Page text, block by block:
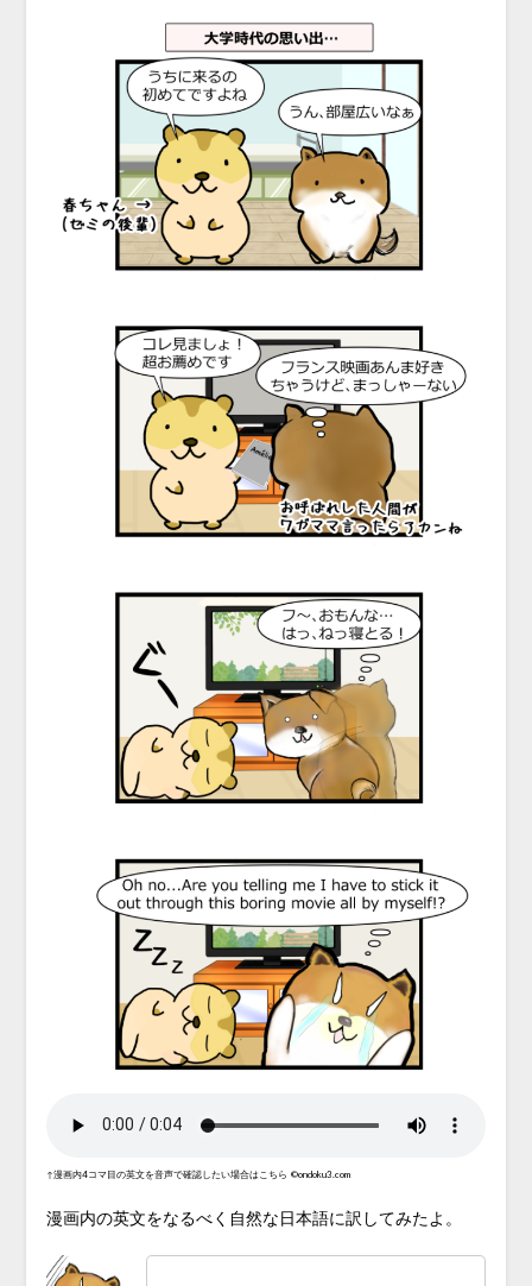
↑漫画内4コマ目の英文を音声で確認したい場合はこちら ©ondoku3.com
漫画内の英文をなるべく自然な日本語に訳してみたよ。